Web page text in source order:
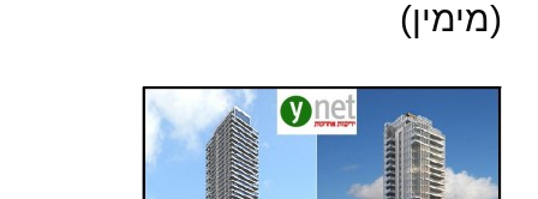
(מימין)